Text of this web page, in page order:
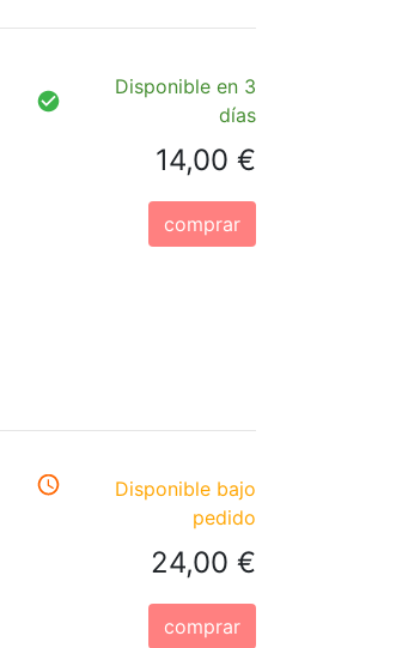
Disponible en 3
días
14,00 €
comprar
Disponible bajo
pedido
24,00 €
comprar